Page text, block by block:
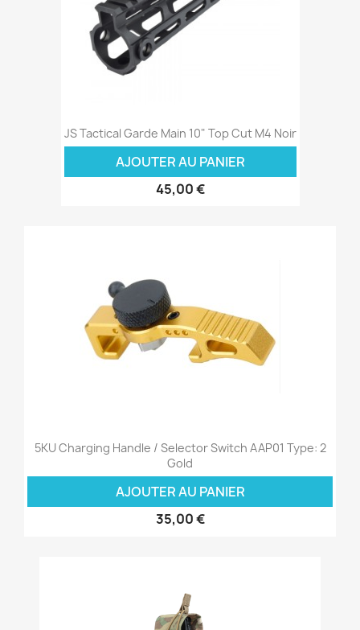
JS Tactical Garde Main 10" Top Cut M4 Noir
AJOUTER AU PANIER
45,00 €
5KU Charging Handle / Selector Switch AAP01 Type: 2
Gold
AJOUTER AU PANIER
35,00 €